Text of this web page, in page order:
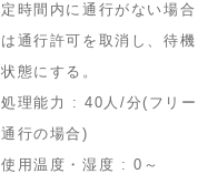
定時間内に通行がない場合
は通行許可を取消し、待機
状態にする。
処理能力 : 40人/分(フリー
通行の場合)
使用温度・湿度 : 0～